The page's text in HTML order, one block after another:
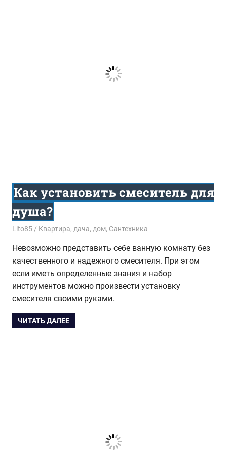
Как установить смеситель для
душа?
25.05.2016
Lito85 Квартира, дача, дом, Сантехника
Невозможно представить себе ванную комнату без
качественного и надежного смесителя. При этом
если иметь определенные знания и набор
инструментов можно произвести установку
смесителя своими руками.
ЧИТАТЬ ДАЛЕЕ